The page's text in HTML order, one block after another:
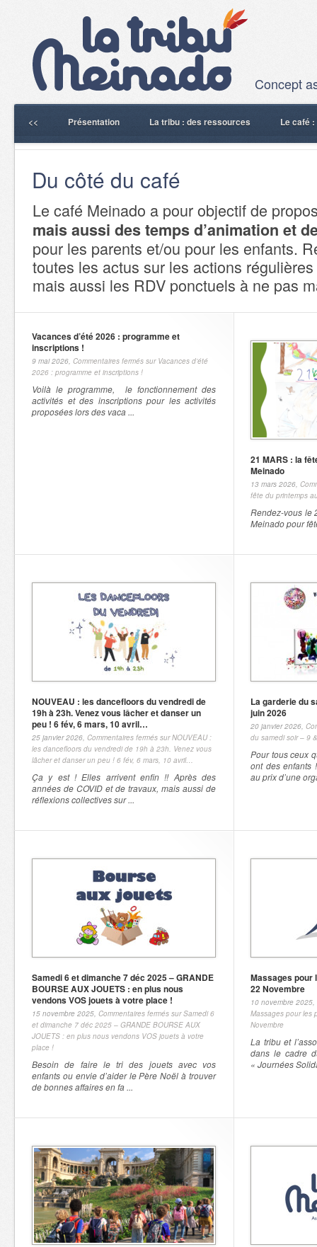
Concept
<< Présentation La tribu : des ressources Le café
Du côté du café
Le café Meinado a pour objectif de
mais aussi des temps d’animation et
pour les parents et/ou pour les enfants.
toutes les actus sur les actions
mais aussi les RDV ponctuels à ne pas
Vacances d’été 2026 : programme et
inscriptions !
9 mai 2026, Commentaires fermés sur Vacances d’été
2026 : programme et inscriptions !
Voilà le programme, le fonctionnement des
activités et des inscriptions pour les activités
proposées lors des vaca ...
21 MARS : la
Meinado
13 mars 2026,
fête du printemps
Rendez-vous le
Meinado pour
NOUVEAU : les dancefloors du vendredi de
19h à 23h. Venez vous lâcher et danser un
peu ! 6 fév, 6 mars, 10 avril…
25 janvier 2026, Commentaires fermés sur NOUVEAU :
les dancefloors du vendredi de 19h à 23h. Venez vous
lâcher et danser un peu ! 6 fév, 6 mars, 10 avril…
Ça y est ! Elles arrivent enfin !! Après des
années de COVID et de travaux, mais aussi de
réflexions collectives sur ...
La garderie du
juin 2026
20 janvier 2026,
du samedi soir – 9
Pour tous ceux
ont des enfants
au prix d’une
Samedi 6 et dimanche 7 déc 2025 – GRANDE
BOURSE AUX JOUETS : en plus nous
vendons VOS jouets à votre place !
15 novembre 2025, Commentaires fermés sur Samedi 6
et dimanche 7 déc 2025 – GRANDE BOURSE AUX
JOUETS : en plus nous vendons VOS jouets à votre
place !
Besoin de faire le tri des jouets avec vos
enfants ou envie d’aider le Père Noël à trouver
de bonnes affaires en fa ...
Massages pour
22 Novembre
10 novembre 2025,
Massages pour les
Novembre
La tribu et
dans le cadre
« Journées